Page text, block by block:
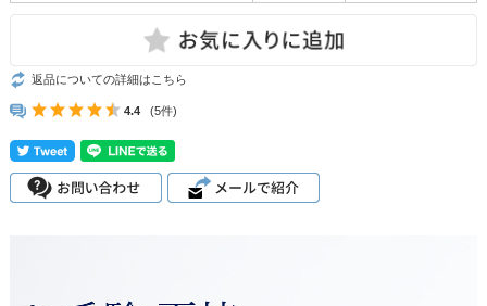
返品についての詳細はこちら
4.4 (5件)